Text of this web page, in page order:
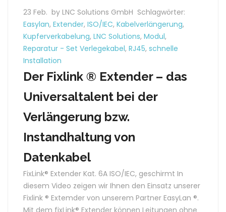
23 Feb. by LNC Solutions GmbH Schlagwörter:
Easylan, Extender, ISO/IEC, Kabelverlängerung,
Kupferverkabelung, LNC Solutions, Modul,
Reparatur - Set Verlegekabel, RJ45, schnelle
Installation
Der Fixlink ® Extender – das
Universaltalent bei der
Verlängerung bzw.
Instandhaltung von
Datenkabel
FixLink® Extender Kat. 6A ISO/IEC, geschirmt In
diesem Video zeigen wir Ihnen den Einsatz unserer
Fixlink ® Extemder von unserem Partner EasyLan ®.
Mit dem fixLink® Extender können Leitungen ohne